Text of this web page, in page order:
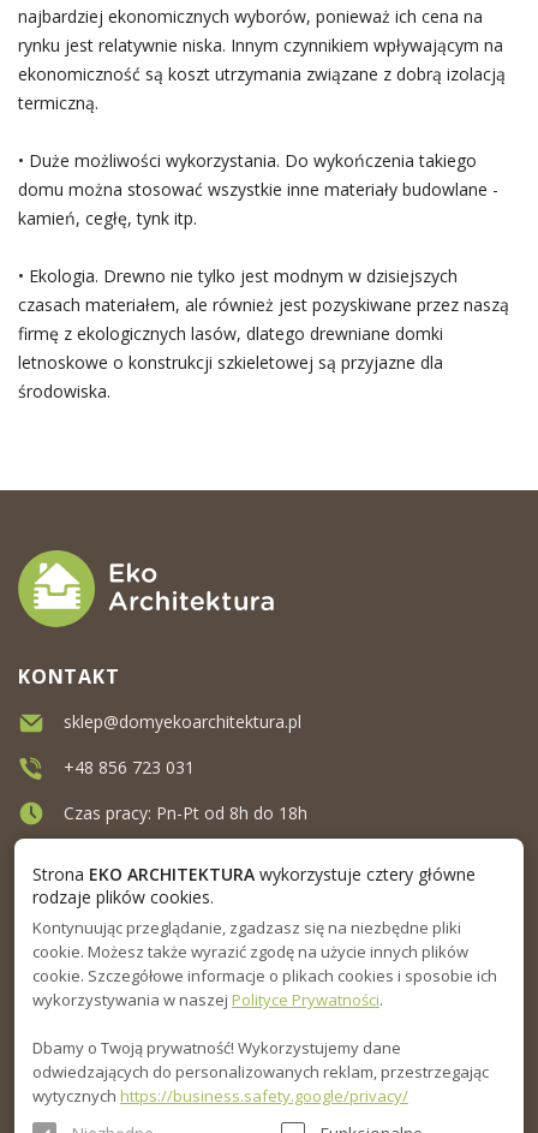
najbardziej ekonomicznych wyborów, ponieważ ich cena na
rynku jest relatywnie niska. Innym czynnikiem wpływającym na
ekonomiczność są koszt utrzymania związane z dobrą izolacją
termiczną.
• Duże możliwości wykorzystania. Do wykończenia takiego
domu można stosować wszystkie inne materiały budowlane -
kamień, cegłę, tynk itp.
• Ekologia. Drewno nie tylko jest modnym w dzisiejszych
czasach materiałem, ale również jest pozyskiwane przez naszą
firmę z ekologicznych lasów, dlatego drewniane domki
letnoskowe o konstrukcji szkieletowej są przyjazne dla
środowiska.
MENU
INFORMACJA
PORADNIK
KONTAKT
sklep@domyekoarchitektura.pl
+48 856 723 031
Czas pracy: Pn-Pt od 8h do 18h
Strona EKO ARCHITEKTURAwykorzystuje cztery główne
rodzaje plików cookies.
Kontynuując przeglądanie, zgadzasz się na niezbędne pliki
cookie. Możesz także wyrazić zgodę na użycie innych plików
cookie. Szczegółowe informacje o plikach cookies i sposobie ich
wykorzystywania w naszej Polityce Prywatności.
Dbamy o Twoją prywatność! Wykorzystujemy dane
odwiedzających do personalizowanych reklam, przestrzegając
wytycznych https://business.safety.google/privacy/